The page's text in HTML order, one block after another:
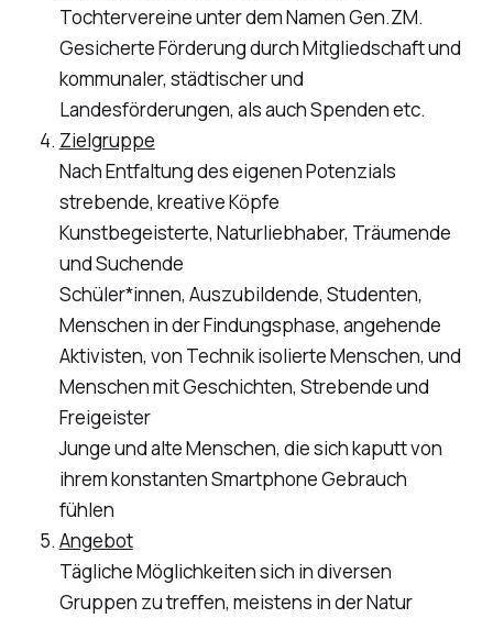
Tochtervereine unter dem Namen Gen.ZM.
Gesicherte Förderung durch Mitgliedschaft und
kommunaler, städtischer und
Landesförderungen, als auch Spenden etc.
Zielgruppe
Nach Entfaltung des eigenen Potenzials
strebende, kreative Köpfe
Kunstbegeisterte, Naturliebhaber, Träumende
und Suchende
Schüler*innen, Auszubildende, Studenten,
Menschen in der Findungsphase, angehende
Aktivisten, von Technik isolierte Menschen, und
Menschen mit Geschichten, Strebende und
Freigeister
Junge und alte Menschen, die sich kaputt von
ihrem konstanten Smartphone Gebrauch
fühlen
Angebot
Tägliche Möglichkeiten sich in diversen
Gruppen zu treffen, meistens in der Natur